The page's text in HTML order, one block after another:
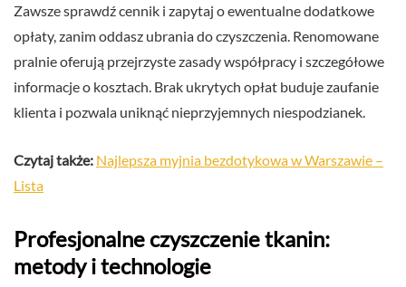
Zawsze sprawdź cennik i zapytaj o ewentualne dodatkowe
opłaty, zanim oddasz ubrania do czyszczenia. Renomowane
pralnie oferują przejrzyste zasady współpracy i szczegółowe
informacje o kosztach. Brak ukrytych opłat buduje zaufanie
klienta i pozwala uniknąć nieprzyjemnych niespodzianek.
Czytaj także: Najlepsza myjnia bezdotykowa w Warszawie –
Lista
Profesjonalne czyszczenie tkanin:
metody i technologie